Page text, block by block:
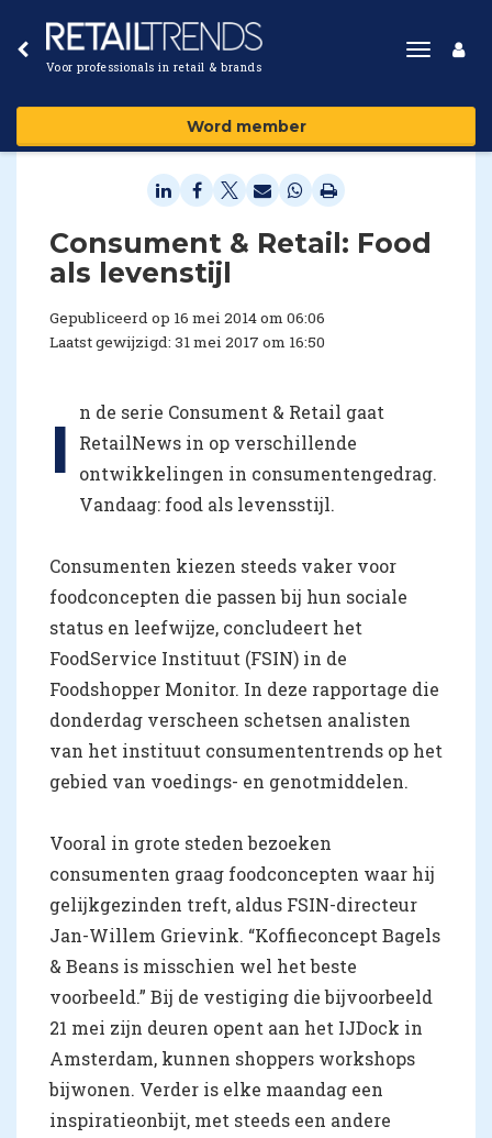
Voor professionals in retail & brands
Toggle
Word member
Consument & Retail: Food
als levenstijl
Gepubliceerd op 16 mei 2014 om 06:06
Laatst gewijzigd: 31 mei 2017 om 16:50
I
n de serie Consument & Retail gaat
RetailNews in op verschillende
ontwikkelingen in consumentengedrag.
Vandaag: food als levensstijl.
Consumenten kiezen steeds vaker voor
foodconcepten die passen bij hun sociale
status en leefwijze, concludeert het
FoodService Instituut (FSIN) in de
Foodshopper Monitor. In deze rapportage die
donderdag verscheen schetsen analisten
van het instituut consumententrends op het
gebied van voedings- en genotmiddelen.
Vooral in grote steden bezoeken
consumenten graag foodconcepten waar hij
gelijkgezinden treft, aldus FSIN-directeur
Jan-Willem Grievink. “Koffieconcept Bagels
& Beans is misschien wel het beste
voorbeeld.” Bij de vestiging die bijvoorbeeld
21 mei zijn deuren opent aan het IJDock in
Amsterdam, kunnen shoppers workshops
bijwonen. Verder is elke maandag een
inspiratieonbijt, met steeds een andere